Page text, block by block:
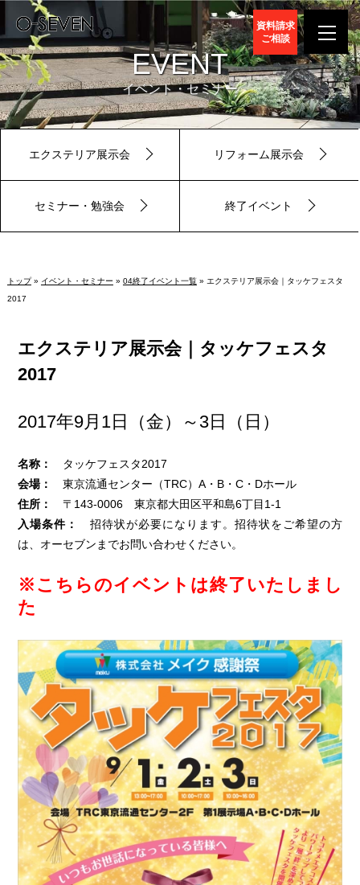
資料請求
ご相談
EVENT
イベント・セミナー
エクステリア展示会 リフォーム展示会
セミナー・勉強会 終了イベント
トップ» イベント・セミナー » 04終了イベント一覧» エクステリア展示会｜タッケフェスタ
2017
エクステリア展示会｜タッケフェスタ
2017
2017年9月1日（金）～3日（日）
名称： タッケフェスタ2017
会場：東京流通センター（TRC）A・B・C・Dホール
住所： 〒143-0006 東京都大田区平和島6丁目1-1
入場条件：招待状が必要になります。招待状をご希望の方
は、オーセブンまでお問い合わせください。
※こちらのイベントは終了いたしまし
た